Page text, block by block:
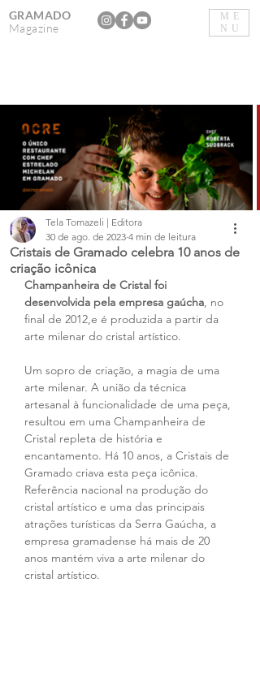
ME
NU
GRAMADO
Magazine
Cristais de Gramado celebra 10 anos de
criação icônica
Tela Tomazeli | Editora
30 de ago. de 2023 4 min de leitura
Champanheira de Cristal foi
desenvolvida pela empresa gaúcha, no
final de 2012,e é produzida a partir da
arte milenar do cristal artístico.
Um sopro de criação, a magia de uma
arte milenar. A união da técnica
artesanal à funcionalidade de uma peça,
resultou em uma Champanheira de
Cristal repleta de história e
encantamento. Há 10 anos, a Cristais de
Gramado criava esta peça icônica.
Referência nacional na produção do
cristal artístico e uma das principais
atrações turísticas da Serra Gaúcha, a
empresa gramadense há mais de 20
anos mantém viva a arte milenar do
cristal artístico.